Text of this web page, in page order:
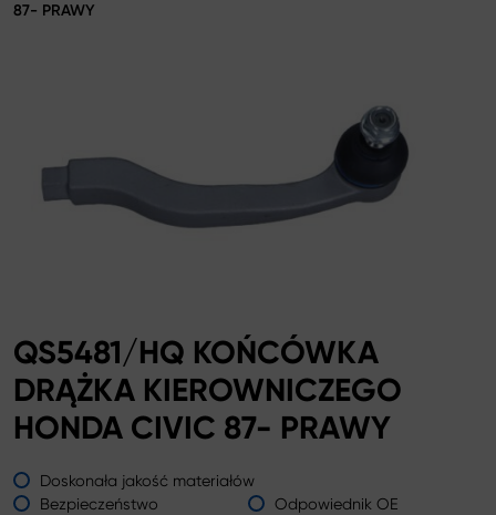
87- PRAWY
QS5481/HQ KOŃCÓWKA
DRĄŻKA KIEROWNICZEGO
HONDA CIVIC 87- PRAWY
Doskonała jakość materiałów
Bezpieczeństwo
Odpowiednik OE